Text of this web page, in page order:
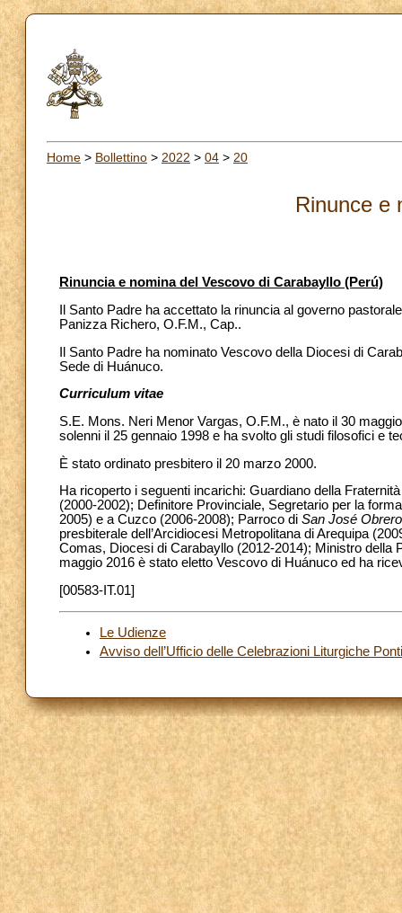
Home > Bollettino > 2022 > 04 > 20
Rinunce e
Rinuncia e nomina del Vescovo di Carabayllo (Perú)
Il Santo Padre ha accettato la rinuncia al governo
Panizza Richero, O.F.M., Cap..
Il Santo Padre ha nominato Vescovo della Diocesi di
Sede di Huánuco.
Curriculum vitae
S.E. Mons. Neri Menor Vargas, O.F.M., è nato il 30
solenni il 25 gennaio 1998 e ha svolto gli studi filosofici e
È stato ordinato presbitero il 20 marzo 2000.
Ha ricoperto i seguenti incarichi: Guardiano della
(2000-2002); Definitore Provinciale, Segretario per la
2005) e a Cuzco (2006-2008); Parroco di San José Obrero
presbiterale dell’Arcidiocesi Metropolitana di Arequipa
Comas, Diocesi di Carabayllo (2012-2014); Ministro della
maggio 2016 è stato eletto Vescovo di Huánuco ed ha
[00583-IT.01]
Le Udienze
Avviso dell’Ufficio delle Celebrazioni Liturgiche